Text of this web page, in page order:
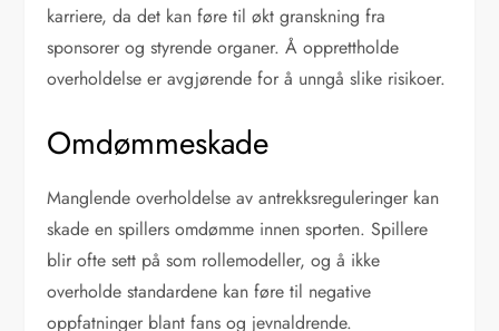
karriere, da det kan føre til økt granskning fra
sponsorer og styrende organer. Å opprettholde
overholdelse er avgjørende for å unngå slike risikoer.
Omdømmeskade
Manglende overholdelse av antrekksreguleringer kan
skade en spillers omdømme innen sporten. Spillere
blir ofte sett på som rollemodeller, og å ikke
overholde standardene kan føre til negative
oppfatninger blant fans og jevnaldrende.